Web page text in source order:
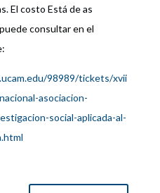
El costo Está de as
consultar en el
98989/tickets/xvii
asociacion-
social-aplicada-al-